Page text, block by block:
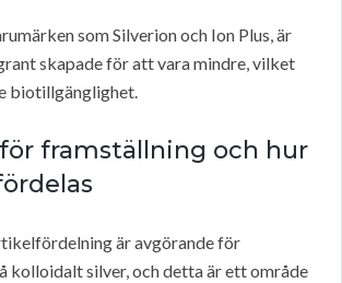
som Silverion och Ion Plus, är
skapade för att vara mindre, vilket
biotillgänglighet.
framställning och hur
är avgörande för
kolloidalt silver, och detta är ett område